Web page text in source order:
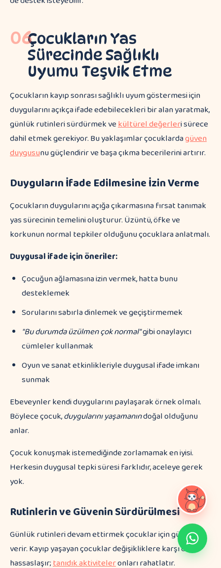
06Çocukların Yas
Sürecinde Sağlıklı
Uyumu Teşvik Etme
Çocukların kayıp sonrası sağlıklı uyum göstermesi için
duygularını açıkça ifade edebilecekleri bir alan yaratmak,
günlük rutinleri sürdürmek vekültürel değerleri sürece
dahil etmek gerekiyor. Bu yaklaşımlar çocuklardagüven
duygusunu güçlendirir ve başa çıkma becerilerini artırır.
Duyguların İfade Edilmesine İzin Verme
Çocukların duygularını açığa çıkarmasına fırsat tanımak
yas sürecinin temelini oluşturur. Üzüntü, öfke ve
korkunun normal tepkiler olduğunu çocuklara anlatmalı.
Duygusal ifade için öneriler:
Çocuğun ağlamasına izin vermek, hatta bunu
desteklemek
Sorularını sabırla dinlemek ve geçiştirmemek
"Bu durumda üzülmen çok normal"gibi onaylayıcı
cümleler kullanmak
Oyun ve sanat etkinlikleriyle duygusal ifade imkanı
sunmak
Ebeveynler kendi duygularını paylaşarak örnek olmalı.
Böylece çocuk,duygularını yaşamanındoğal olduğunu
anlar.
Çocuk konuşmak istemediğinde zorlamamak en iyisi.
Herkesin duygusal tepki süresi farklıdır, aceleye gerek
yok.
Rutinlerin ve Güvenin Sürdürülmesi
Günlük rutinleri devam ettirmek çocuklar için güven
verir. Kayıp yaşayan çocuklar değişikliklere karşı daha
hassaslaşır;tanıdık aktiviteleronları rahatlatır.